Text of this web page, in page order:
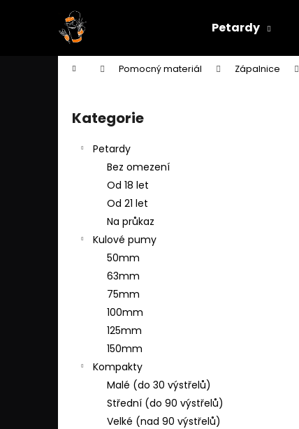
Petardy
Domů Pomocný materiál Zápalnice
Přeskočit
kategorie
Kategorie
Petardy
Bez omezení
Od 18 let
Od 21 let
Na průkaz
Kulové pumy
50mm
63mm
75mm
100mm
125mm
150mm
Kompakty
Malé (do 30 výstřelů)
Střední (do 90 výstřelů)
Velké (nad 90 výstřelů)
Zpět
Zpět
DUM BUM 5G
499 Kč